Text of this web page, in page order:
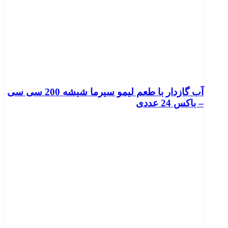
آب گازدار با طعم لیمو سیرما شیشه 200 سی سی
– باکس 24 عددی